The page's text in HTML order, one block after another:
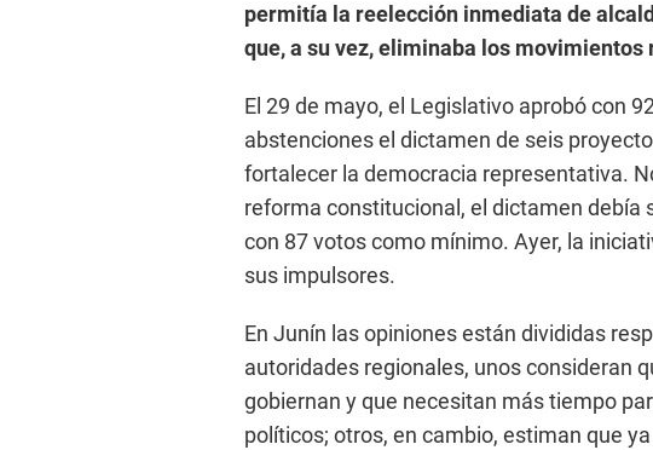
permitía la reelección inmediata de
que, a su vez, eliminaba los movimientos
El 29 de mayo, el Legislativo aprobó con
abstenciones el dictamen de seis
fortalecer la democracia representativa.
reforma constitucional, el dictamen debía
con 87 votos como mínimo. Ayer, la
sus impulsores.
En Junín las opiniones están divididas
autoridades regionales, unos consideran
gobiernan y que necesitan más tiempo
políticos; otros, en cambio, estiman que